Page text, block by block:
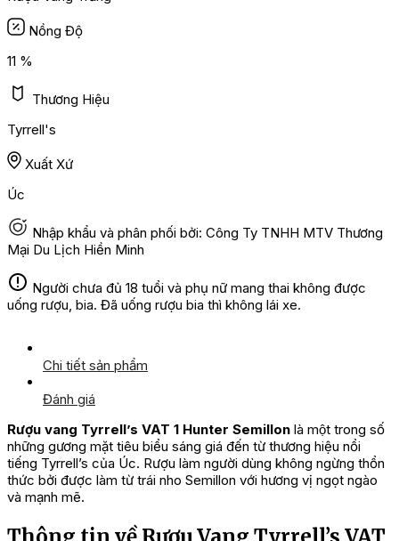
Nồng Độ
11 %
Thương Hiệu
Tyrrell's
Xuất Xứ
Úc
Nhập khẩu và phân phối bởi: Công Ty TNHH MTV Thương
Mại Du Lịch Hiền Minh
Người chưa đủ 18 tuổi và phụ nữ mang thai không được
uống rượu, bia. Đã uống rượu bia thì không lái xe.
Chi tiết sản phẩm
Đánh giá
Rượu vang Tyrrell’s VAT 1 Hunter Semillon là một trong số
những gương mặt tiêu biểu sáng giá đến từ thương hiệu nổi
tiếng Tyrrell’s của Úc. Rượu làm người dùng không ngừng thổn
thức bởi được làm từ trái nho Semillon với hương vị ngọt ngào
và mạnh mẽ.